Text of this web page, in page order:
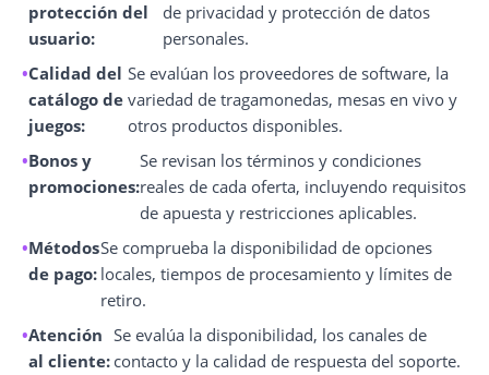
protección del
usuario:
de privacidad y protección de datos
personales.
Calidad del
catálogo de
juegos:
Se evalúan los proveedores de software, la
variedad de tragamonedas, mesas en vivo y
otros productos disponibles.
Bonos y
promociones:
Se revisan los términos y condiciones
reales de cada oferta, incluyendo requisitos
de apuesta y restricciones aplicables.
Métodos
de pago:
Se comprueba la disponibilidad de opciones
locales, tiempos de procesamiento y límites de
retiro.
Atención
al cliente:
Se evalúa la disponibilidad, los canales de
contacto y la calidad de respuesta del soporte.